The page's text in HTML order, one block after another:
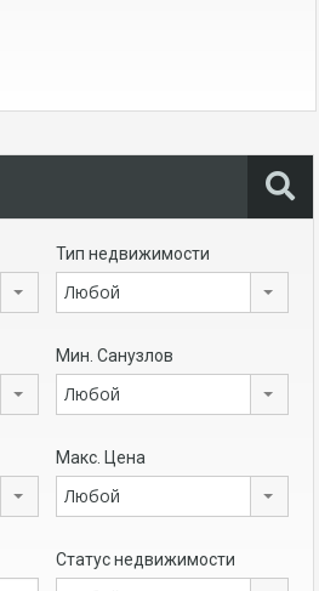
Тип недвижимости
Любой
Мин. Санузлов
Любой
Макс. Цена
Любой
Статус недвижимости